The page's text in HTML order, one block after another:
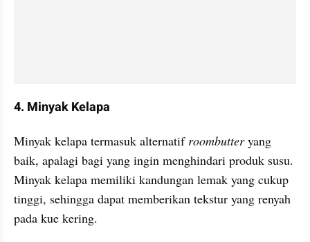
4. Minyak Kelapa
Minyak kelapa termasuk alternatif roombutter yang
baik, apalagi bagi yang ingin menghindari produk susu.
Minyak kelapa memiliki kandungan lemak yang cukup
tinggi, sehingga dapat memberikan tekstur yang renyah
pada kue kering.